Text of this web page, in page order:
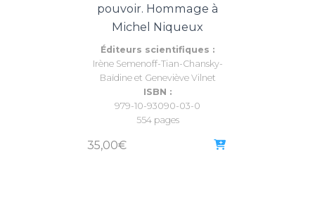
pouvoir. Hommage à
Michel Niqueux
Éditeurs scientifiques :
Irène Semenoff-Tian-Chansky-
Baïdine et Geneviève Vilnet
ISBN :
979-10-93090-03-0
554 pages
35,00€